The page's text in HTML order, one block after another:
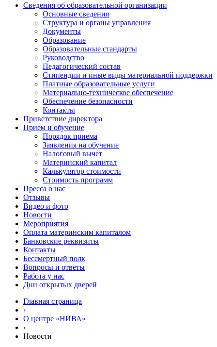
Сведения об образовательной организации
Основные сведения
Структура и органы управления
Документы
Образование
Образовательные стандарты
Руководство
Педагогический состав
Стипендии и иные виды материальной поддержки
Платные образовательные услуги
Материально-техническое обеспечение
Обеспечение безопасности
Контакты
Приветствие директора
Прием и обучение
Порядок приема
Заявления на обучение
Налоговый вычет
Материнский капитал
Калькулятор стоимости
Стоимость программ
Пресса о нас
Отзывы
Видео и фото
Новости
Мероприятия
Оплата материнским капиталом
Банковские реквизиты
Контакты
Бессмертный полк
Вопросы и ответы
Работа у нас
Дни открытых дверей
Главная страница
›
О центре «НИВА»
›
Новости